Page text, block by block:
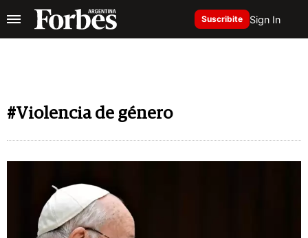
Suscribite Sign In
#Violencia de género